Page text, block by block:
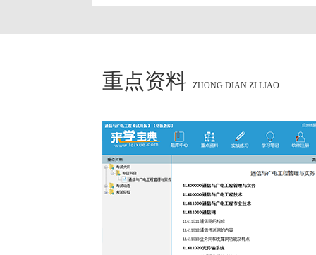
重点资料 ZHONG DIAN ZI LIAO